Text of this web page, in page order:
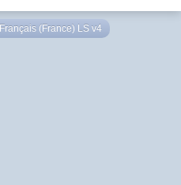
Français (France) LS v4